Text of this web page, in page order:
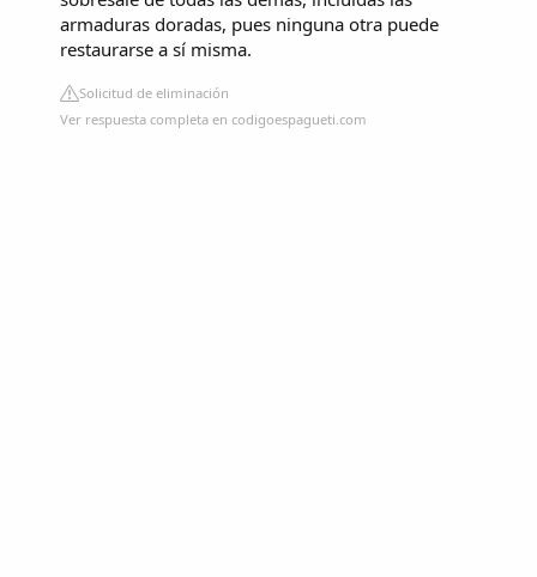
armaduras doradas, pues ninguna otra puede
restaurarse a sí misma.
Solicitud de eliminación
Ver respuesta completa en codigoespagueti.com